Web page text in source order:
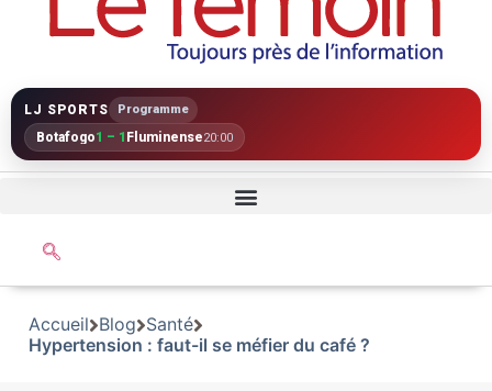
LJ SPORTS Programme
Botafogo1 – 1 Fluminense20:00
Accueil Blog Santé
Hypertension : faut-il se méfier du café ?